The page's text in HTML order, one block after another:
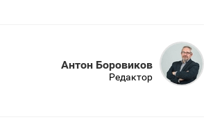
Антон Боровиков
Редактор